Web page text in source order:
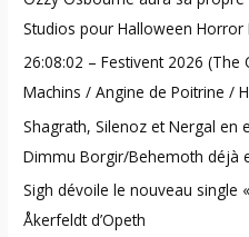
f
o
r
:
Studios pour Halloween Horror
26:08:02 – Festivent 2026
Machins / Angine de Poitrine /
Shagrath, Silenoz et Nergal en
Dimmu Borgir/Behemoth déjà
Sigh dévoile le nouveau single
Åkerfeldt d’Opeth